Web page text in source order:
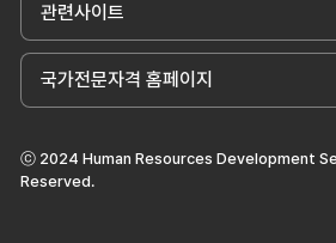
관련사이트
국가전문자격 홈페이지
ⓒ 2024 Human Resources Development
Reserved.